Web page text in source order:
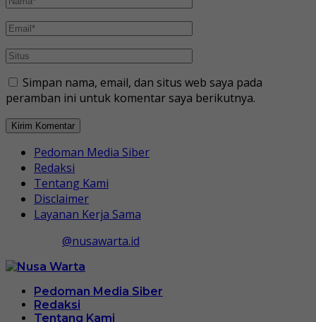
Simpan nama, email, dan situs web saya pada
peramban ini untuk komentar saya berikutnya.
Pedoman Media Siber
Redaksi
Tentang Kami
Disclaimer
Layanan Kerja Sama
@nusawarta.id
Pedoman Media Siber
Redaksi
Tentang Kami